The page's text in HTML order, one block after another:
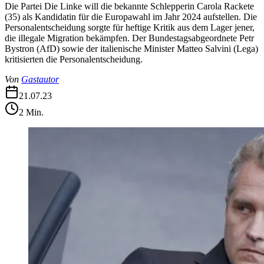
Die Partei Die Linke will die bekannte Schlepperin Carola Rackete
(35) als Kandidatin für die Europawahl im Jahr 2024 aufstellen. Die
Personalentscheidung sorgte für heftige Kritik aus dem Lager jener,
die illegale Migration bekämpfen. Der Bundestagsabgeordnete Petr
Bystron (AfD) sowie der italienische Minister Matteo Salvini (Lega)
kritisierten die Personalentscheidung.
Von Gastautor
21.07.23
2 Min.